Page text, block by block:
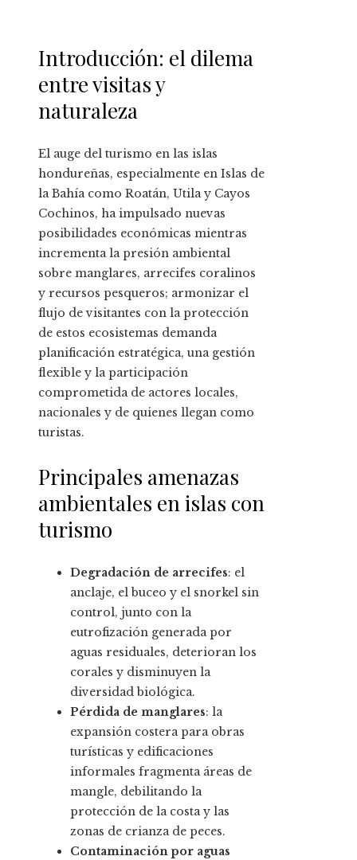
Introducción: el dilema
entre visitas y
naturaleza
El auge del turismo en las islas
hondureñas, especialmente en Islas de
la Bahía como Roatán, Utila y Cayos
Cochinos, ha impulsado nuevas
posibilidades económicas mientras
incrementa la presión ambiental
sobre manglares, arrecifes coralinos
y recursos pesqueros; armonizar el
flujo de visitantes con la protección
de estos ecosistemas demanda
planificación estratégica, una gestión
flexible y la participación
comprometida de actores locales,
nacionales y de quienes llegan como
turistas.
Principales amenazas
ambientales en islas con
turismo
Degradación de arrecifes: el
anclaje, el buceo y el snorkel sin
control, junto con la
eutrofización generada por
aguas residuales, deterioran los
corales y disminuyen la
diversidad biológica.
Pérdida de manglares: la
expansión costera para obras
turísticas y edificaciones
informales fragmenta áreas de
mangle, debilitando la
protección de la costa y las
zonas de crianza de peces.
Contaminación por aguas